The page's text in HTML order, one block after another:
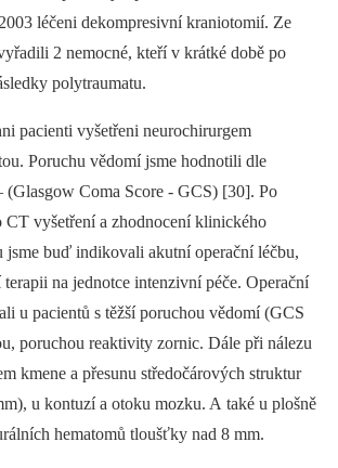
léčeni dekompresivní kraniotomií. Ze
2 nemocné, kteří v krátké době po
polytraumatu.
pacienti vyšetřeni neurochirurgem
Poruchu vědomí jsme hodnotili dle
(Glasgow Coma Score -⁠ GCS) [30]. Po
CT vyšetření a zhodnocení klinického
jsme buď indikovali akutní operační léčbu,
na jednotce intenzivní péče. Operační
u pacientů s těžší poruchou vědomí (GCS
poruchou reaktivity zornic. Dále při nálezu
kmene a přesunu středočárových struktur
u kontuzí a otoku mozku. A také u plošně
hematomů tloušťky nad 8 mm.